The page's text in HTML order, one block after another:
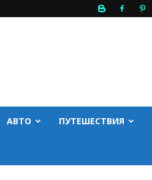
АВТО ПУТЕШЕСТВИЯ